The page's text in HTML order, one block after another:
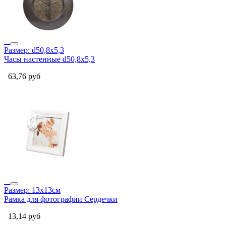
Размер: d50,8х5,3
Часы настенные d50,8х5,3
63,76 руб
Размер: 13x13см
Рамка для фотографии Сердечки
13,14 руб